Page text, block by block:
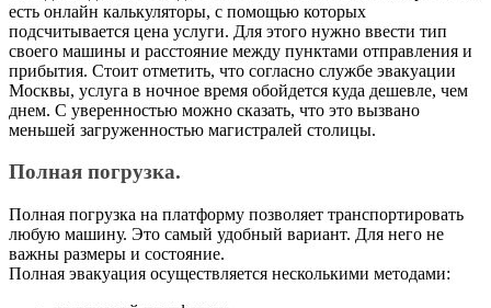
есть онлайн калькуляторы, с помощью которых
подсчитывается цена услуги. Для этого нужно ввести тип
своего машины и расстояние между пунктами отправления и
прибытия. Стоит отметить, что согласно службе эвакуации
Москвы, услуга в ночное время обойдется куда дешевле, чем
днем. С уверенностью можно сказать, что это вызвано
меньшей загруженностью магистралей столицы.
Полная погрузка.
Полная погрузка на платформу позволяет транспортировать
любую машину. Это самый удобный вариант. Для него не
важны размеры и состояние.
Полная эвакуация осуществляется несколькими методами: